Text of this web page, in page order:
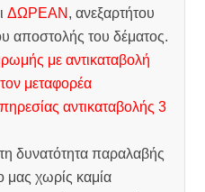
ΔΩΡΕΑΝ , ανεξαρτήτου
αποστολής του δέματος.
με αντικαταβολή
μεταφορέα
αντικαταβολής 3
δυνατότητα παραλαβής
μας χωρίς καμία